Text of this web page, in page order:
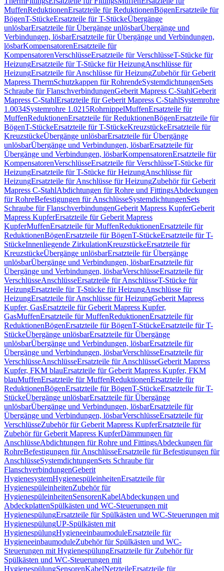
MuffenReduktionenErsatzteile für ReduktionenBögenErsatzteile für
BögenT-StückeErsatzteile für T-StückeÜbergänge
unlösbarErsatzteile für Übergänge unlösbarÜbergänge und
Verbindungen, lösbarErsatzteile für Übergänge und Verbindungen,
lösbarKompensatorenErsatzteile für
KompensatorenVerschlüsseErsatzteile für VerschlüsseT-Stücke für
HeizungErsatzteile für T-Stücke für HeizungAnschlüsse für
HeizungErsatzteile für Anschlüsse für HeizungZubehör für Geberit
Mapress ThermSchutzkappen für RohrendeSystemdichtungenSets
Schraube für FlanschverbindungenGeberit Mapress C-StahlGeberit
Mapress C-StahlErsatzteile für Geberit Mapress C-StahlSystemrohre
1.0034Systemrohre 1.0215RohrnippelMuffenErsatzteile für
MuffenReduktionenErsatzteile für ReduktionenBögenErsatzteile für
BögenT-StückeErsatzteile für T-StückeKreuzstückeErsatzteile für
KreuzstückeÜbergänge unlösbarErsatzteile für Übergänge
unlösbarÜbergänge und Verbindungen, lösbarErsatzteile für
Übergänge und Verbindungen, lösbarKompensatorenErsatzteile für
KompensatorenVerschlüsseErsatzteile für VerschlüsseT-Stücke für
HeizungErsatzteile für T-Stücke für HeizungAnschlüsse für
HeizungErsatzteile für Anschlüsse für HeizungZubehör für Geberit
Mapress C-StahlAbdichtungen für Rohre und FittingsAbdeckungen
für RohreBefestigungen für AnschlüsseSystemdichtungenSets
Schraube für FlanschverbindungenGeberit Mapress KupferGeberit
Mapress KupferErsatzteile für Geberit Mapress
KupferMuffenErsatzteile für MuffenReduktionenErsatzteile für
ReduktionenBögenErsatzteile für BögenT-StückeErsatzteile für T-
StückeInnenliegende ZirkulationKreuzstückeErsatzteile für
KreuzstückeÜbergänge unlösbarErsatzteile für Übergänge
unlösbarÜbergänge und Verbindungen, lösbarErsatzteile für
Übergänge und Verbindungen, lösbarVerschlüsseErsatzteile für
VerschlüsseAnschlüsseErsatzteile für AnschlüsseT-Stücke für
HeizungErsatzteile für T-Stücke für HeizungAnschlüsse für
HeizungErsatzteile für Anschlüsse für HeizungGeberit Mapress
Kupfer, GasErsatzteile für Geberit Mapress Kupfer,
GasMuffenErsatzteile für MuffenReduktionenErsatzteile für
ReduktionenBögenErsatzteile für BögenT-StückeErsatzteile für T-
StückeÜbergänge unlösbarErsatzteile für Übergänge
unlösbarÜbergänge und Verbindungen, lösbarErsatzteile für
Übergänge und Verbindungen, lösbarVerschlüsseErsatzteile für
VerschlüsseAnschlüsseErsatzteile für AnschlüsseGeberit Mapress
Kupfer, FKM blauErsatzteile für Geberit Mapress Kupfer, FKM
blauMuffenErsatzteile für MuffenReduktionenErsatzteile für
ReduktionenBögenErsatzteile für BögenT-StückeErsatzteile für T-
StückeÜbergänge unlösbarErsatzteile für Übergänge
unlösbarÜbergänge und Verbindungen, lösbarErsatzteile für
Übergänge und Verbindungen, lösbarVerschlüsseErsatzteile für
VerschlüsseZubehör für Geberit Mapress KupferErsatzteile für
Zubehör für Geberit Mapress KupferDämmungen für
AnschlüsseAbdichtungen für Rohre und FittingsAbdeckungen für
RohreBefestigungen für AnschlüsseErsatzteile für Befestigungen für
AnschlüsseSystemdichtungenSets Schraube für
FlanschverbindungenGeberit
HygienesystemHygienespüleinheitenErsatzteile für
HygienespüleinheitenZubehör für
HygienespüleinheitenSensorenKabelAbdeckungen und
AbdeckplattenSpülkästen und WC-Steuerungen mit
HygienespülungErsatzteile für Spülkästen und WC-Steuerungen mit
HygienespülungUP-Spülkästen mit
HygienespülungHygieneeinbaumoduleErsatzteile für
HygieneeinbaumoduleZubehör für Spülkästen und WC-
Steuerungen mit HygienespülungErsatzteile für Zubehör für
Spülkästen und WC-Steuerungen mit
HygienespülungSensorenKabelNetzteileErsatzteile für